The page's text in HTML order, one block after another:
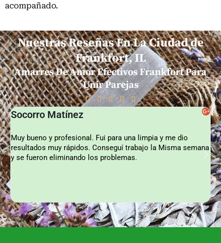
acompañado.
Nuestras Reseñas En La Ciudad de
Frankfort, IL
Amarres De Amor Efectivos Frankfort Para
Unir Parejas
    5
Socorro Matínez
Muy bueno y profesional. Fui para una limpia y me dio
resultados muy rápidos. Conseguí trabajo la Misma semana
y se fueron eliminando los problemas.
de
mi